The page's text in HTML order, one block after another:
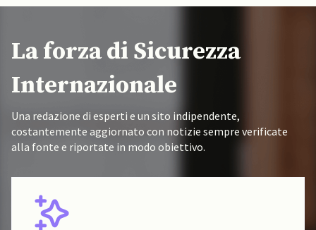
La forza di Sicurezza
Internazionale
Una redazione di esperti e un sito indipendente,
costantemente aggiornato con notizie sempre verificate
alla fonte e riportate in modo obiettivo.